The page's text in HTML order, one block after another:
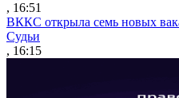
, 16:51
ВККС открыла семь новых
Судьи
, 16:15